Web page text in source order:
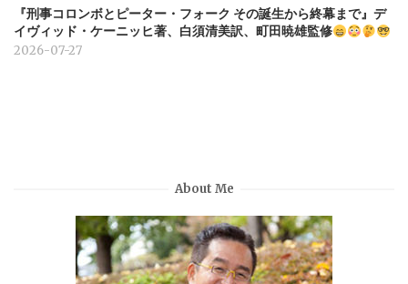
『刑事コロンボとピーター・フォーク その誕生から終幕まで』デ
イヴィッド・ケーニッヒ著、白須清美訳、町田暁雄監修
2026-07-27
About Me